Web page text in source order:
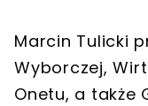
Marcin Tulicki
Wyborczej,
Onetu, a także